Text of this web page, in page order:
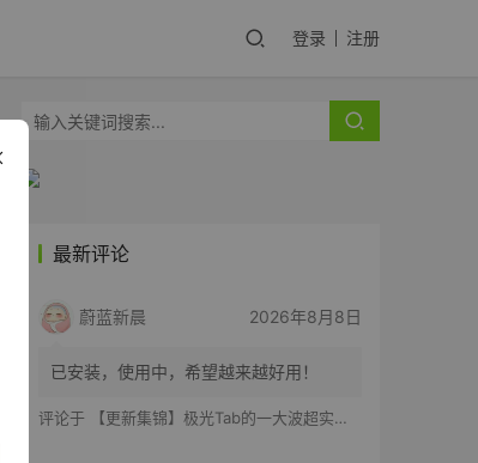
登录 注册
最新评论
蔚蓝新晨 2026年8月8日
已安装，使用中，希望越来越好用！
评论于 【更新集锦】极光Tab的一大波超实用功能来啦！你最喜欢哪一个？